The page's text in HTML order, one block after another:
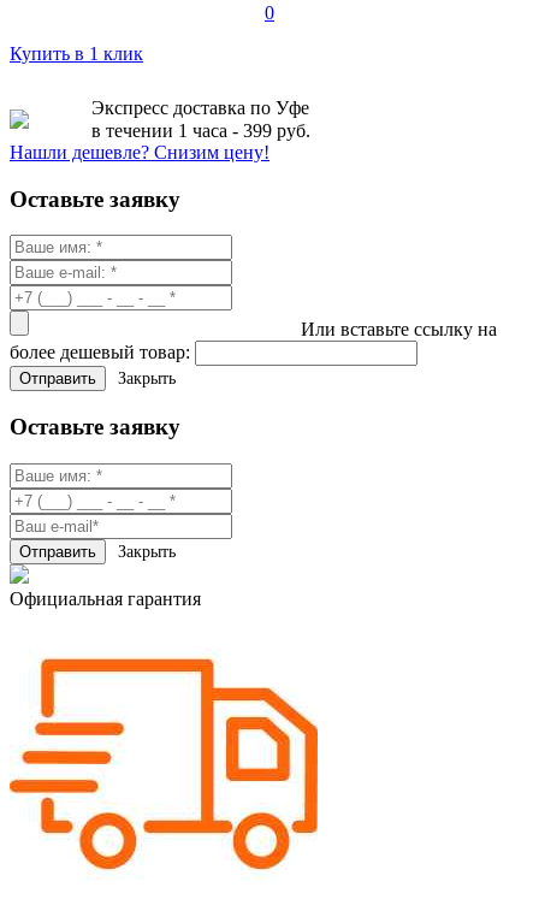
0
Купить в 1 клик
Экспресс доставка по Уфе
в течении 1 часа - 399 руб.
Нашли дешевле? Снизим цену!
Оставьте заявку
Или вставьте ссылку на
более дешевый товар:
Закрыть
Оставьте заявку
Закрыть
Официальная гарантия